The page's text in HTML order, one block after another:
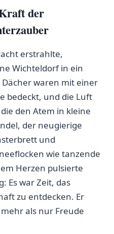
der
erstrahlte,
Wichteldorf in ‍ein
waren mit einer
bedeckt, und die Luft
den Atem in kleine
der neugierige
und⁣
wie⁤ tanzende
Herzen ⁤pulsierte
Es war Zeit, das
zu entdecken. Er
als nur Freude